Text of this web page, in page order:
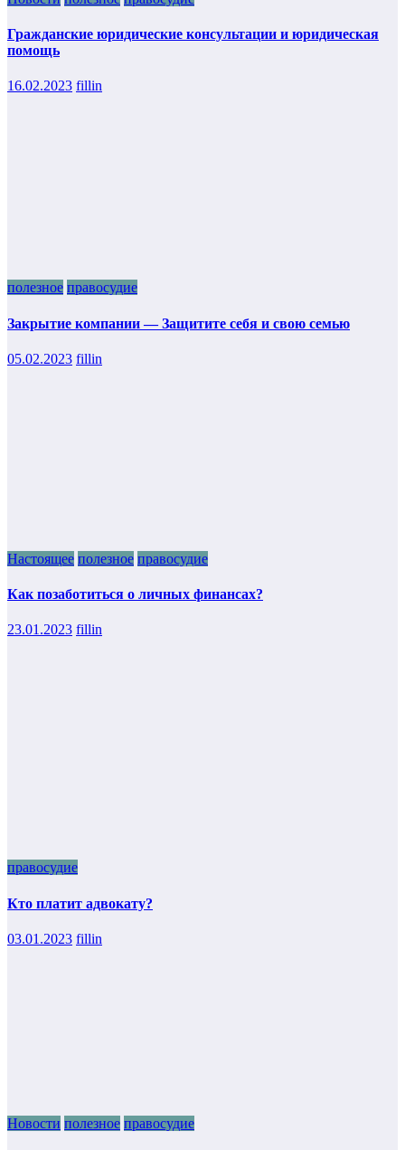
Гражданские юридические консультации и юридическая
помощь
16.02.2023 fillin
полезное правосудие
Закрытие компании — Защитите себя и свою семью
05.02.2023 fillin
Настоящее полезное правосудие
Как позаботиться о личных финансах?
23.01.2023 fillin
правосудие
Кто платит адвокату?
03.01.2023 fillin
Новости полезное правосудие